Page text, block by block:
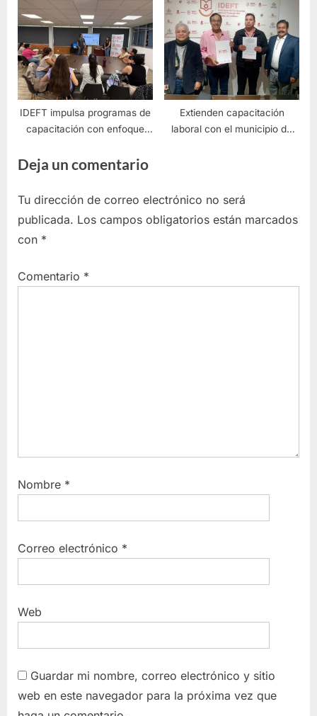
IDEFT impulsa programas de
capacitación con enfoque
Extienden capacitación
laboral con el municipio de
Deja un comentario
Tu dirección de correo electrónico no será
publicada. Los campos obligatorios están marcados
con *
Comentario *
Nombre *
Correo electrónico *
Web
Guardar mi nombre, correo electrónico y sitio
web en este navegador para la próxima vez que